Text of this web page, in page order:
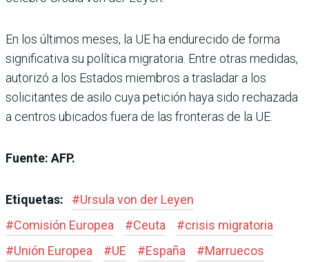
En los últimos meses, la UE ha endurecido de forma
significativa su política migratoria. Entre otras medidas,
autorizó a los Estados miembros a trasladar a los
solicitantes de asilo cuya petición haya sido rechazada
a centros ubicados fuera de las fronteras de la UE.
Fuente: AFP.
Etiquetas: #Ursula von der Leyen
#Comisión Europea #Ceuta #crisis migratoria
#Unión Europea #UE #España #Marruecos